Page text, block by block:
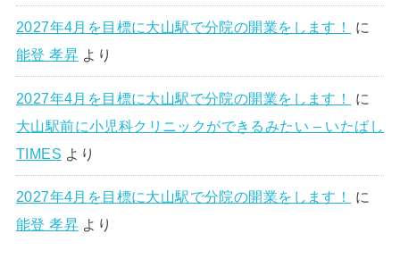
2027年4月を目標に大山駅で分院の開業をします！
に
能登 孝昇より
2027年4月を目標に大山駅で分院の開業をします！
に
大山駅前に小児科クリニックができるみたい – いたばし
TIMES より
2027年4月を目標に大山駅で分院の開業をします！
に
能登 孝昇より